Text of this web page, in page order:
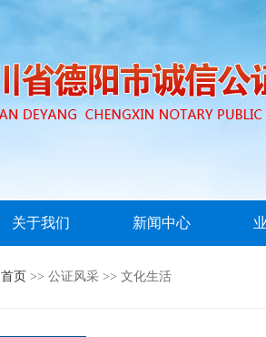
关于我们 新闻中心
首页 >> 公证风采 >> 文化生活